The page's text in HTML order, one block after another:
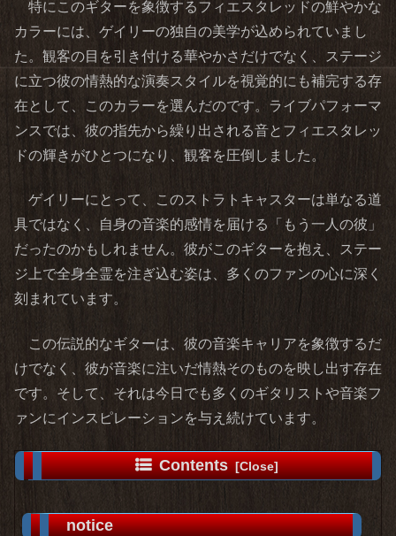
特にこのギターを象徴するフィエスタレッドの鮮やかな
カラーには、ゲイリーの独自の美学が込められていまし
た。観客の目を引き付ける華やかさだけでなく、ステージ
に立つ彼の情熱的な演奏スタイルを視覚的にも補完する存
在として、このカラーを選んだのです。ライブパフォーマ
ンスでは、彼の指先から繰り出される音とフィエスタレッ
ドの輝きがひとつになり、観客を圧倒しました。
ゲイリーにとって、このストラトキャスターは単なる道
具ではなく、自身の音楽的感情を届ける「もう一人の彼」
だったのかもしれません。彼がこのギターを抱え、ステー
ジ上で全身全霊を注ぎ込む姿は、多くのファンの心に深く
刻まれています。
この伝説的なギターは、彼の音楽キャリアを象徴するだ
けでなく、彼が音楽に注いだ情熱そのものを映し出す存在
です。そして、それは今日でも多くのギタリストや音楽フ
ァンにインスピレーションを与え続けています。
Contents
notice